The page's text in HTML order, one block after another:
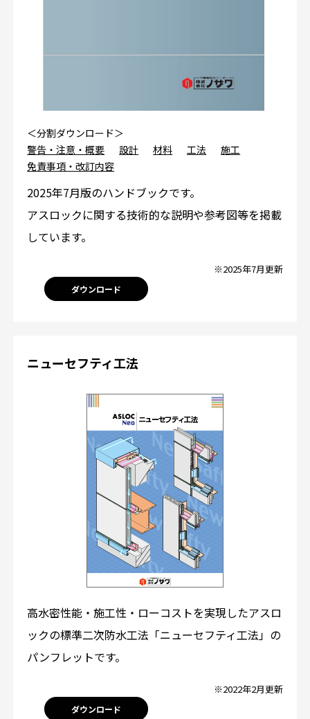
＜分割ダウンロード＞
警告・注意・概要
設計 材料 工法
施工
免責事項・改訂内容
2025年7月版のハンドブックです。
アスロックに関する技術的な説明や参考図等を掲載
しています。
※2025年7月更新
ダウンロード
ニューセフティ工法
高水密性能・施工性・ローコストを実現したアスロ
ックの標準二次防水工法「ニューセフティ工法」の
パンフレットです。
※2022年2月更新
ダウンロード